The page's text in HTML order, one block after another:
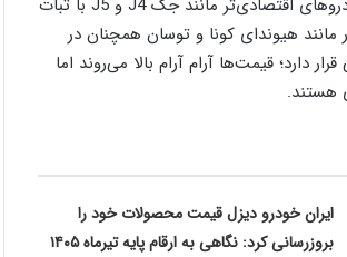
هیوندای کونا و توسان همچنان در
دارد؛ قیمت‌ها آرام آرام بالا می‌روند اما
هستند.
ایران خودرو دیزل قیمت محصولات خود را
بروزرسانی کرد: نگاهی به ارقام پایه تیرماه ۱۴۰۵